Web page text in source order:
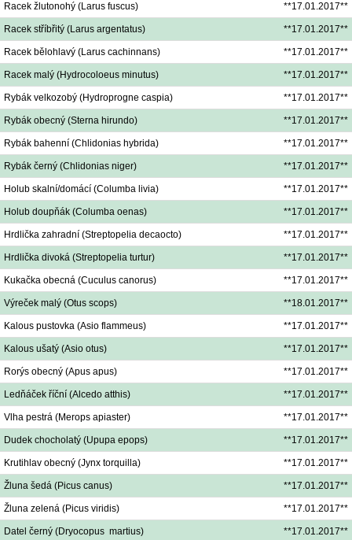
Racek žlutonohý (Larus fuscus) **17.01.2017**
Racek stříbřitý (Larus argentatus) **17.01.2017**
Racek bělohlavý (Larus cachinnans) **17.01.2017**
Racek malý (Hydrocoloeus minutus) **17.01.2017**
Rybák velkozobý (Hydroprogne caspia) **17.01.2017**
Rybák obecný (Sterna hirundo) **17.01.2017**
Rybák bahenní (Chlidonias hybrida) **17.01.2017**
Rybák černý (Chlidonias niger) **17.01.2017**
Holub skalní/domácí (Columba livia) **17.01.2017**
Holub doupňák (Columba oenas) **17.01.2017**
Hrdlička zahradní (Streptopelia decaocto) **17.01.2017**
Hrdlička divoká (Streptopelia turtur) **17.01.2017**
Kukačka obecná (Cuculus canorus) **17.01.2017**
Výreček malý (Otus scops) **18.01.2017**
Kalous pustovka (Asio flammeus) **17.01.2017**
Kalous ušatý (Asio otus) **17.01.2017**
Rorýs obecný (Apus apus) **17.01.2017**
Ledňáček říční (Alcedo atthis) **17.01.2017**
Vlha pestrá (Merops apiaster) **17.01.2017**
Dudek chocholatý (Upupa epops) **17.01.2017**
Krutihlav obecný (Jynx torquilla) **17.01.2017**
Žluna šedá (Picus canus) **17.01.2017**
Žluna zelená (Picus viridis) **17.01.2017**
Datel černý (Dryocopus martius) **17.01.2017**